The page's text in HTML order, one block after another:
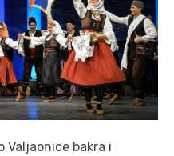
bakra i